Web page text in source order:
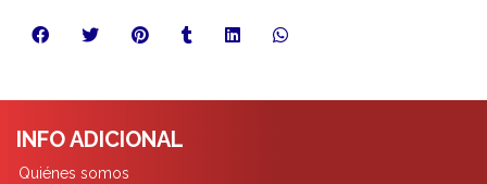
INFO ADICIONAL
Quiénes somos